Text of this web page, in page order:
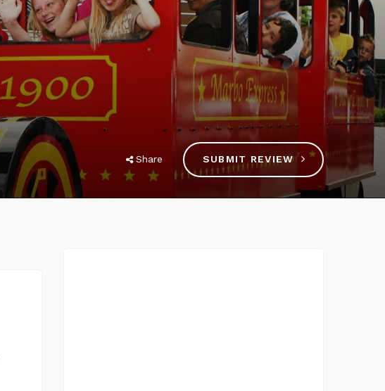
Share SUBMIT REVIEW